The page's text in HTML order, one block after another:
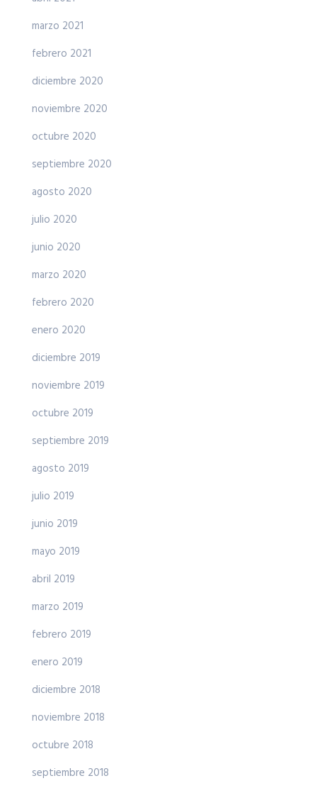
marzo 2021
febrero 2021
diciembre 2020
noviembre 2020
octubre 2020
septiembre 2020
agosto 2020
julio 2020
junio 2020
marzo 2020
febrero 2020
enero 2020
diciembre 2019
noviembre 2019
octubre 2019
septiembre 2019
agosto 2019
julio 2019
junio 2019
mayo 2019
abril 2019
marzo 2019
febrero 2019
enero 2019
diciembre 2018
noviembre 2018
octubre 2018
septiembre 2018